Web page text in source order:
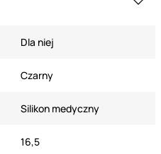
Dla niej
Czarny
Silikon medyczny
16,5